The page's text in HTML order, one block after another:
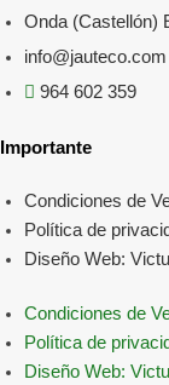
Onda (Castellón)
info@jauteco.com
964 602 359
Importante
Condiciones de
Política de
Diseño Web:
Condiciones de
Política de
Diseño Web: